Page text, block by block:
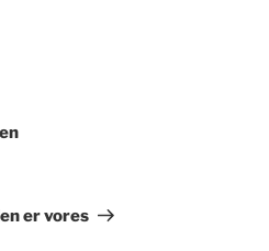
er vores